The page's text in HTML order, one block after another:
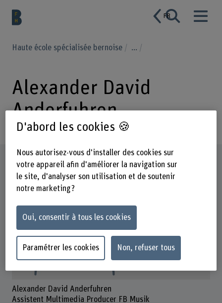
FR
Haute école spécialisée bernoise ...
Alexander David
Anderfuhren
Profil
Alexander David Anderfuhren
Assistent Multimedia Producer FB Musik
D'abord les cookies 🍪
Nous autorisez-vous d'installer des cookies sur
votre appareil afin d'améliorer la navigation sur
le site, d'analyser son utilisation et de soutenir
notre marketing ?
Oui, consentir à tous les cookies
Paramétrer les cookies Non, refuser tous